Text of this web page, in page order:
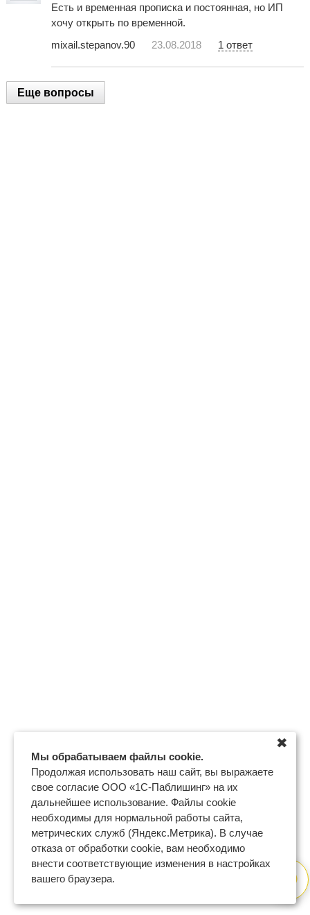
Есть и временная прописка и постоянная, но ИП
хочу открыть по временной.
mixail.stepanov.90
23.08.2018 1 ответ
Еще вопросы
Мы обрабатываем файлы cookie.
Продолжая использовать наш сайт, вы выражаете
свое согласие ООО «1С-Паблишинг» на их
дальнейшее использование. Файлы cookie
необходимы для нормальной работы сайта,
метрических служб (Яндекс.Метрика). В случае
отказа от обработки cookie, вам необходимо
внести соответствующие изменения в настройках
вашего браузера.
✖